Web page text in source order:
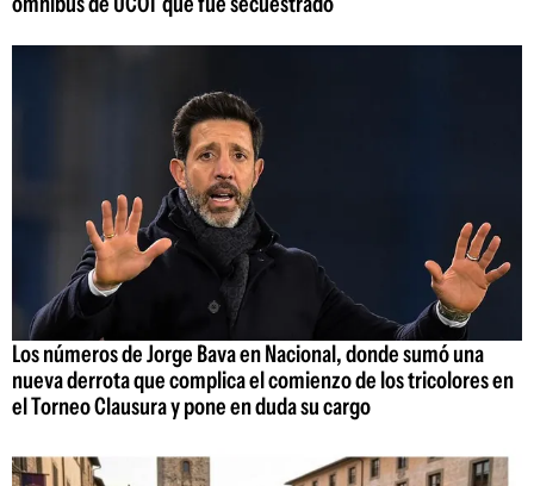
Los números de Jorge Bava en Nacional, donde sumó una
nueva derrota que complica el comienzo de los tricolores en
el Torneo Clausura y pone en duda su cargo